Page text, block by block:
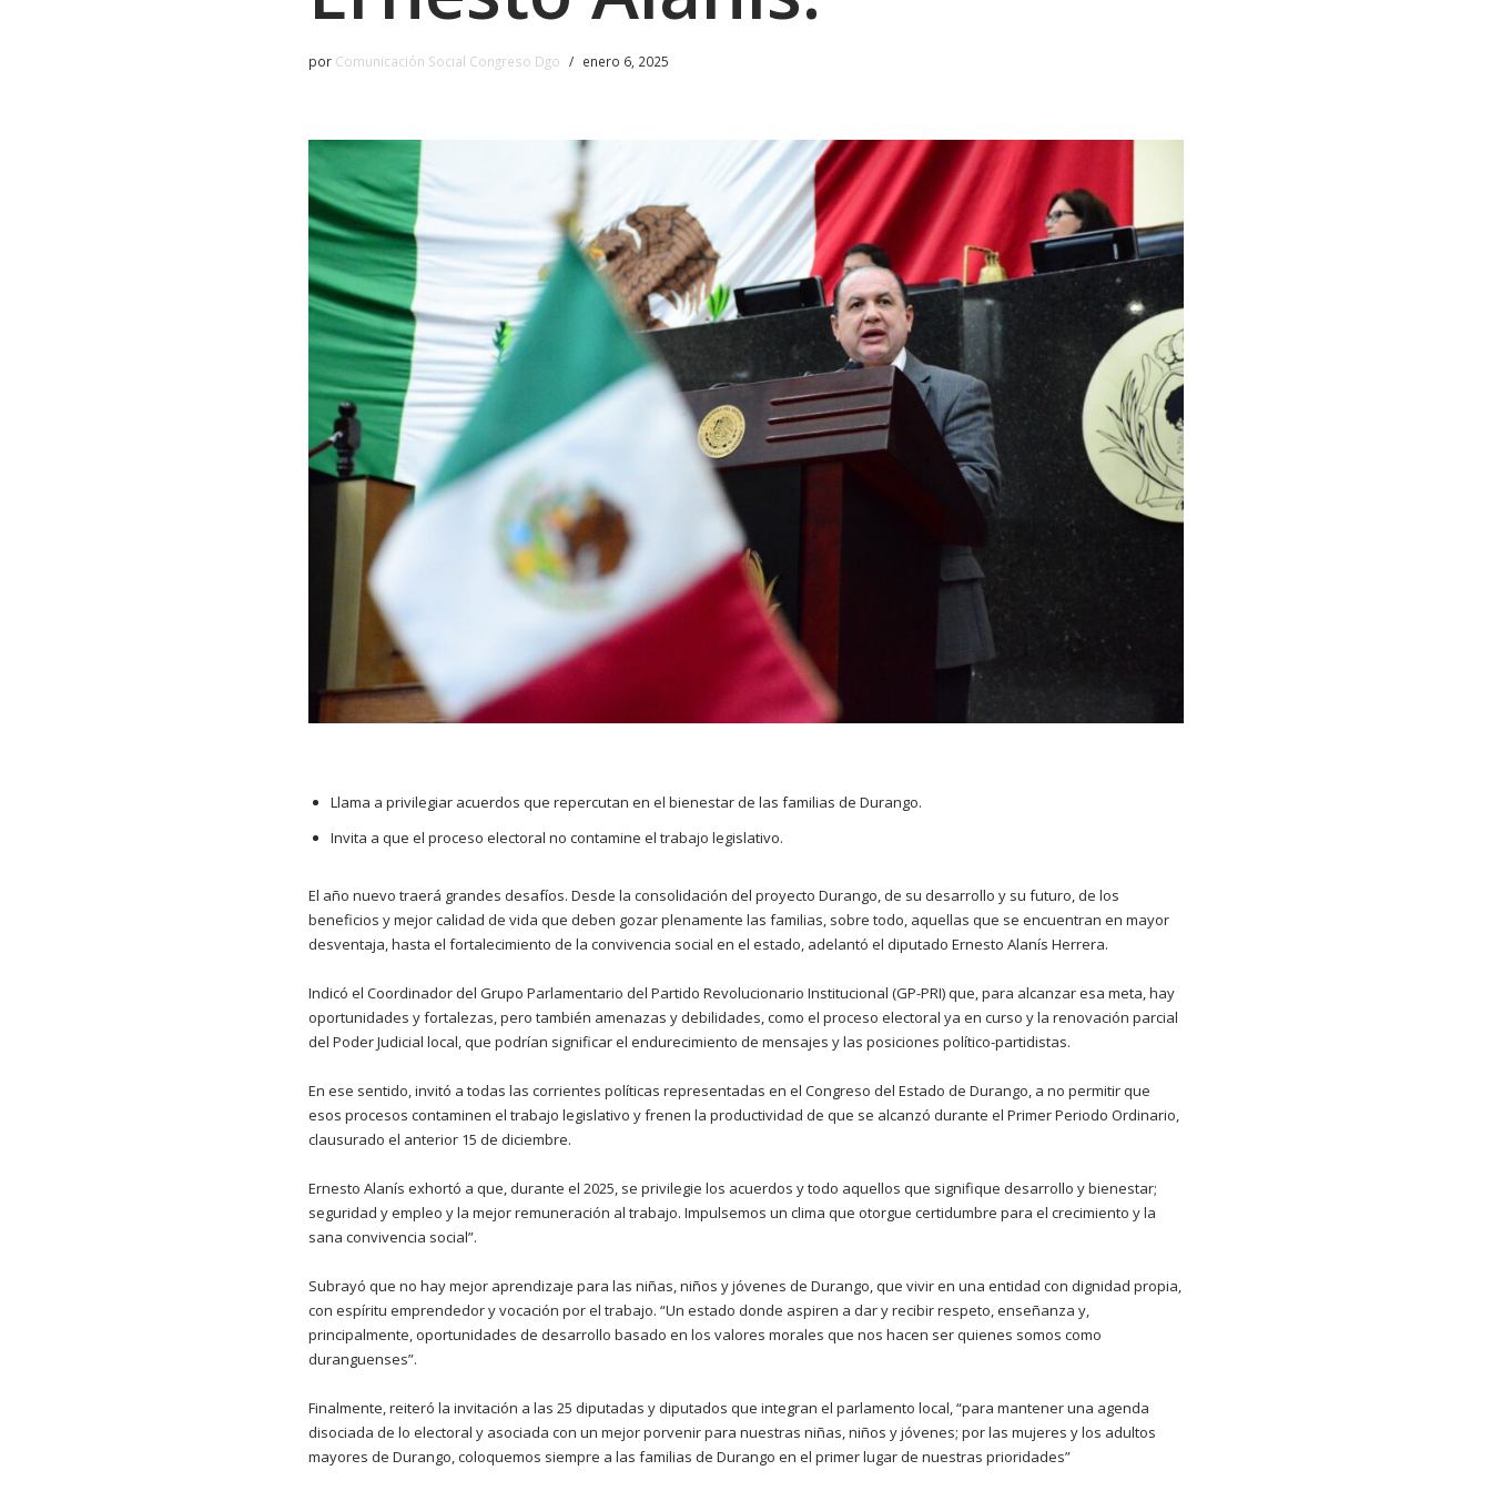
por Comunicación Social Congreso Dgo enero 6, 2025
Llama a privilegiar acuerdos que repercutan en el bienestar de las familias de Durango.
Invita a que el proceso electoral no contamine el trabajo legislativo.
El año nuevo traerá grandes desafíos. Desde la consolidación del proyecto Durango, de su desarrollo y su futuro, de los
beneficios y mejor calidad de vida que deben gozar plenamente las familias, sobre todo, aquellas que se encuentran en mayor
desventaja, hasta el fortalecimiento de la convivencia social en el estado, adelantó el diputado Ernesto Alanís Herrera.
Indicó el Coordinador del Grupo Parlamentario del Partido Revolucionario Institucional (GP-PRI) que, para alcanzar esa meta, hay
oportunidades y fortalezas, pero también amenazas y debilidades, como el proceso electoral ya en curso y la renovación parcial
del Poder Judicial local, que podrían significar el endurecimiento de mensajes y las posiciones político-partidistas.
En ese sentido, invitó a todas las corrientes políticas representadas en el Congreso del Estado de Durango, a no permitir que
esos procesos contaminen el trabajo legislativo y frenen la productividad de que se alcanzó durante el Primer Periodo Ordinario,
clausurado el anterior 15 de diciembre.
Ernesto Alanís exhortó a que, durante el 2025, se privilegie los acuerdos y todo aquellos que signifique desarrollo y bienestar;
seguridad y empleo y la mejor remuneración al trabajo. Impulsemos un clima que otorgue certidumbre para el crecimiento y la
sana convivencia social”.
Subrayó que no hay mejor aprendizaje para las niñas, niños y jóvenes de Durango, que vivir en una entidad con dignidad propia,
con espíritu emprendedor y vocación por el trabajo. “Un estado donde aspiren a dar y recibir respeto, enseñanza y,
principalmente, oportunidades de desarrollo basado en los valores morales que nos hacen ser quienes somos como
duranguenses”.
Finalmente, reiteró la invitación a las 25 diputadas y diputados que integran el parlamento local, “para mantener una agenda
disociada de lo electoral y asociada con un mejor porvenir para nuestras niñas, niños y jóvenes; por las mujeres y los adultos
mayores de Durango, coloquemos siempre a las familias de Durango en el primer lugar de nuestras prioridades”